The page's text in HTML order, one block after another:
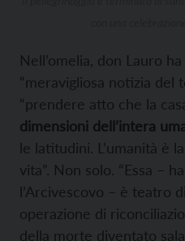
Nell’omelia, don Lauro
“meravigliosa notizia del
“prendere atto che la
dimensioni dell’intera
le latitudini. L’umanità è
vita”. Non solo. “Essa –
l’Arcivescovo – è teatro
operazione di
della morte diventato